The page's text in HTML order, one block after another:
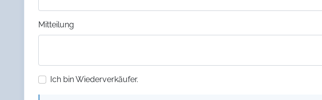
Mitteilung
Ich bin Wiederverkäufer.